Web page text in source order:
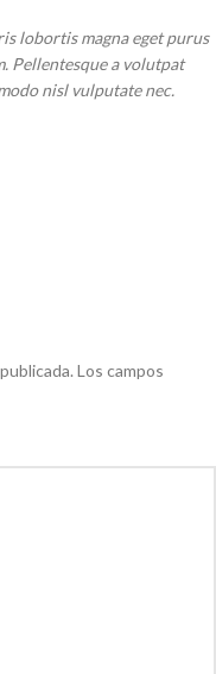
lobortis magna eget purus
Pellentesque a volutpat
nisl vulputate nec.
Los campos